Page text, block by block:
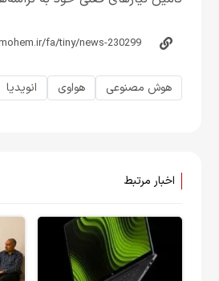
هوش مصنوعی هواوی انویدیا
اخبار مرتبط